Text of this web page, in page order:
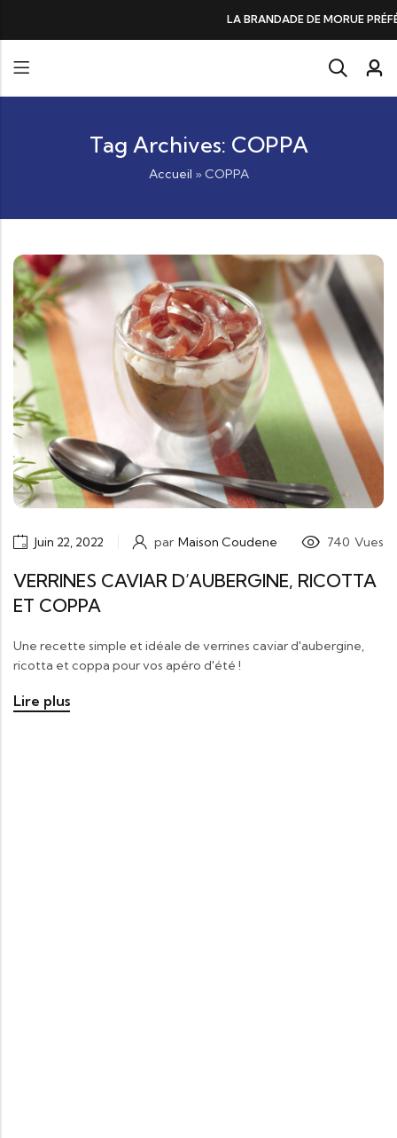
LA BRANDADE DE MORUE PRÉFÉRÉE DES
Tag Archives: COPPA
Accueil » COPPA
Juin 22, 2022 par Maison Coudene 740 Vues
VERRINES CAVIAR D’AUBERGINE, RICOTTA
ET COPPA
Une recette simple et idéale de verrines caviar d'aubergine,
ricotta et coppa pour vos apéro d'été !
Lire plus